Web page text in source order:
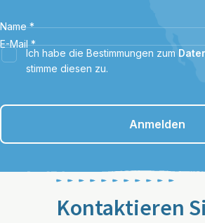
Name *
E-Mail *
Ich habe die Bestimmungen zum
stimme diesen zu.
Anmelden
Kontaktieren